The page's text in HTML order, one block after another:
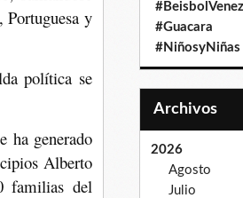
y
política se
ha generado
Alberto
familias del
#Guacara
#NiñosyNiñas
Archivos
2026
Agosto
Julio